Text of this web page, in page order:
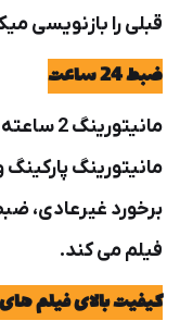
قبلی را بازنویسی
ضبط 24 ساعت
مانیتورینگ
برخورد غیرعادی،
فیلم می کند.
کیفیت بالای فیلم